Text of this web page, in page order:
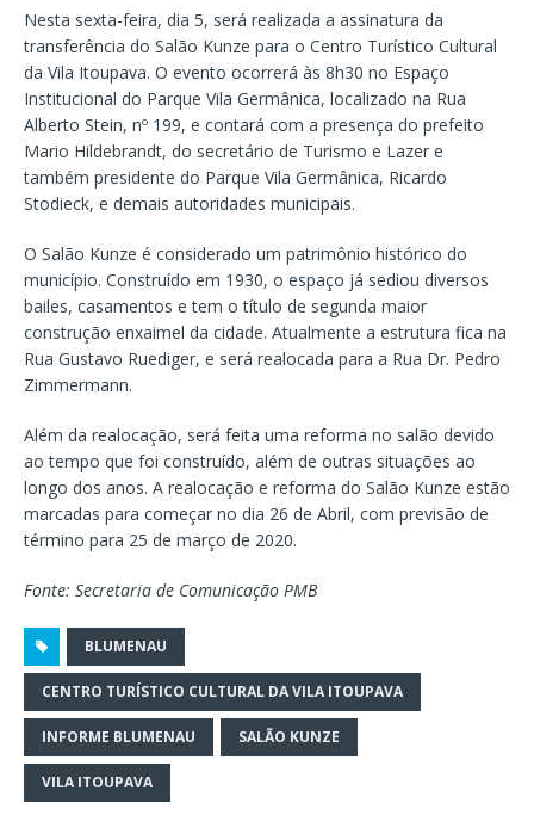
Nesta sexta-feira, dia 5, será realizada a assinatura da
transferência do Salão Kunze para o Centro Turístico Cultural
da Vila Itoupava. O evento ocorrerá às 8h30 no Espaço
Institucional do Parque Vila Germânica, localizado na Rua
Alberto Stein, nº 199, e contará com a presença do prefeito
Mario Hildebrandt, do secretário de Turismo e Lazer e
também presidente do Parque Vila Germânica, Ricardo
Stodieck, e demais autoridades municipais.
O Salão Kunze é considerado um patrimônio histórico do
município. Construído em 1930, o espaço já sediou diversos
bailes, casamentos e tem o título de segunda maior
construção enxaimel da cidade. Atualmente a estrutura fica na
Rua Gustavo Ruediger, e será realocada para a Rua Dr. Pedro
Zimmermann.
Além da realocação, será feita uma reforma no salão devido
ao tempo que foi construído, além de outras situações ao
longo dos anos. A realocação e reforma do Salão Kunze estão
marcadas para começar no dia 26 de Abril, com previsão de
término para 25 de março de 2020.
Fonte: Secretaria de Comunicação PMB
BLUMENAU
CENTRO TURÍSTICO CULTURAL DA VILA ITOUPAVA
INFORME BLUMENAU SALÃO KUNZE
VILA ITOUPAVA